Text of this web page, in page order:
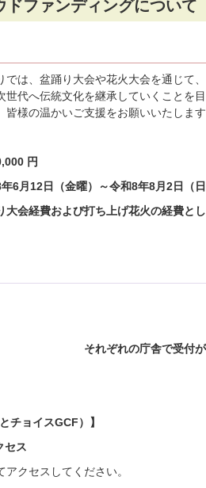
ドファンディングについて
では、盆踊り大会や花火大会を通じて
世代へ伝統文化を継承していくことを
、皆様の温かいご支援をお願い
円
日（金曜）～令和8年8月2日（日
経費および打ち上げ花火の経費とし
振興課 それぞれの庁舎で受付
チョイスGCF）】
セス
クセスしてください。